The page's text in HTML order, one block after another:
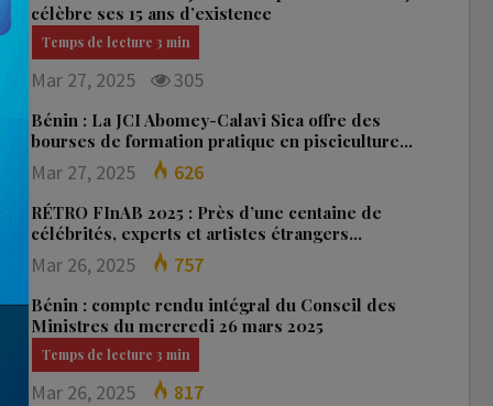
célèbre ses 15 ans d’existence
Mar 27, 2025 305
Bénin : La JCI Abomey-Calavi Sica offre des
bourses de formation pratique en pisciculture…
Mar 27, 2025 626
RÉTRO FInAB 2025 : Près d’une centaine de
célébrités, experts et artistes étrangers…
Mar 26, 2025 757
Bénin : compte rendu intégral du Conseil des
Ministres du mercredi 26 mars 2025
Mar 26, 2025 817